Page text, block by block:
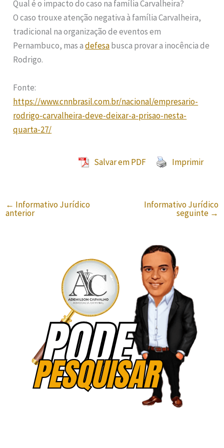
Qual é o impacto do caso na família Carvalheira?
O caso trouxe atenção negativa à família Carvalheira,
tradicional na organização de eventos em
Pernambuco, mas adefesabusca provar a inocência de
Rodrigo.
Fonte:
https://www.cnnbrasil.com.br/nacional/empresario-
rodrigo-carvalheira-deve-deixar-a-prisao-nesta-
quarta-27/
Salvar em PDF Imprimir
← Informativo Jurídico
anterior
Informativo Jurídico
seguinte →